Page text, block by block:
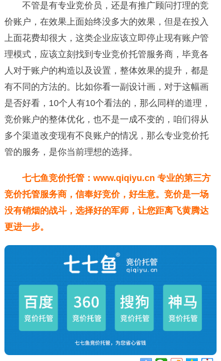
不管是有专业竞价员，还是有推广顾问打理的竞
价账户，在效果上面始终没多大的效果，但是在投入
上面花费却很大，这类企业应该立即停止现有账户管
理模式，应该立刻找到专业竞价托管服务商，毕竟各
人对于账户的构造以及设置，整体效果的提升，都是
有不同的方法的。比如你看一副设计画，对于这幅画
是否好看，10个人有10个看法的，那么同样的道理，
竞价账户的整体优化，也不是一成不变的，咱们得从
多个渠道改变现有不良账户的情况，那么专业竞价托
管的服务，是你当前理想的选择。
七七鱼竞价托管： www.qiqiyu.cn 专业的第三方
竞价托管服务商，信奉好竞价，好生意。竞价是一场
没有销烟的战斗，选择好的军师，让您距离飞黄腾达
更进一步。